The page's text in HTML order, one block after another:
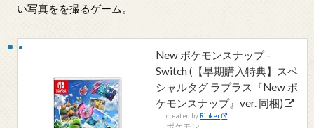
い写真をを撮るゲーム。
New ポケモンスナップ -
Switch (【早期購入特典】スペ
シャルタグ ラプラス『New ポ
ケモンスナップ』ver. 同梱)
created by Rinker